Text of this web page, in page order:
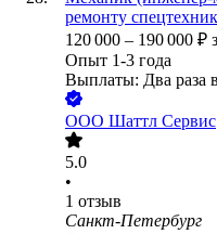
ремонту
120 000 – 190 000 ₽
Опыт 1-3 года
Выплаты: Два раза
ООО Шаттл Сервис
5.0
•
1 отзыв
Санкт-Петербург